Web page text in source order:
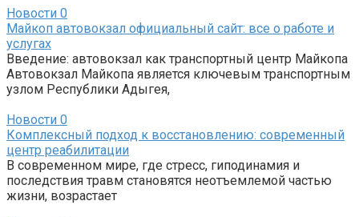
Новости 0
Майкоп автовокзал официальный сайт: все о работе и
услугах
Введение: автовокзал как транспортный центр Майкопа
Автовокзал Майкопа является ключевым транспортным
узлом Республики Адыгея,
Новости 0
Комплексный подход к восстановлению: современный
центр реабилитации
В современном мире, где стресс, гиподинамия и
последствия травм становятся неотъемлемой частью
жизни, возрастает